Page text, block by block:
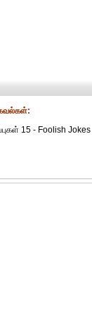
15 - Foolish